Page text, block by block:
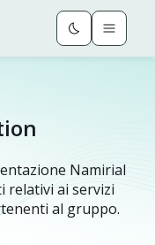
Namirial
relativi ai servizi
al gruppo.